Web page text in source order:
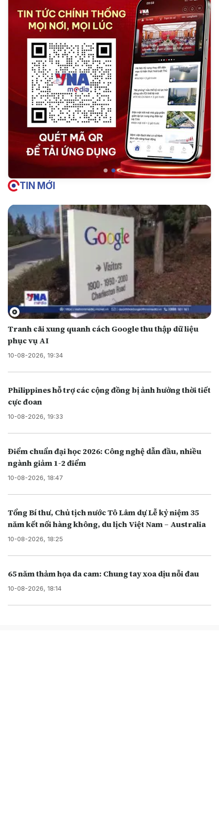
TIN MỚI
Tranh cãi xung quanh cách Google thu thập dữ liệu
phục vụ AI
10-08-2026, 19:34
Philippines hỗ trợ các cộng đồng bị ảnh hưởng thời tiết
cực đoan
10-08-2026, 19:33
Điểm chuẩn đại học 2026: Công nghệ dẫn đầu, nhiều
ngành giảm 1-2 điểm
10-08-2026, 18:47
Tổng Bí thư, Chủ tịch nước Tô Lâm dự Lễ kỷ niệm 35
năm kết nối hàng không, du lịch Việt Nam – Australia
10-08-2026, 18:25
65 năm thảm họa da cam: Chung tay xoa dịu nỗi đau
10-08-2026, 18:14